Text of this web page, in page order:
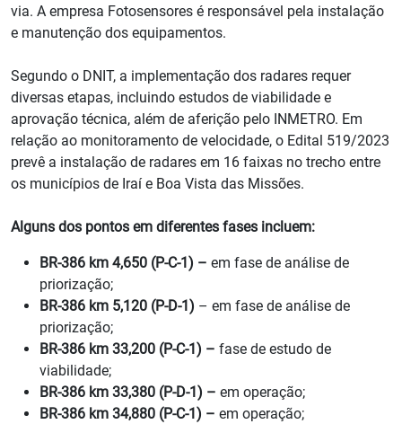
via. A empresa Fotosensores é responsável pela instalação
e manutenção dos equipamentos.
Segundo o DNIT, a implementação dos radares requer
diversas etapas, incluindo estudos de viabilidade e
aprovação técnica, além de aferição pelo INMETRO. Em
relação ao monitoramento de velocidade, o Edital 519/2023
prevê a instalação de radares em 16 faixas no trecho entre
os municípios de Iraí e Boa Vista das Missões.
Alguns dos pontos em diferentes fases incluem:
BR-386 km 4,650 (P-C-1) – em fase de análise de
priorização;
BR-386 km 5,120 (P-D-1) – em fase de análise de
priorização;
BR-386 km 33,200 (P-C-1) – fase de estudo de
viabilidade;
BR-386 km 33,380 (P-D-1) – em operação;
BR-386 km 34,880 (P-C-1) – em operação;